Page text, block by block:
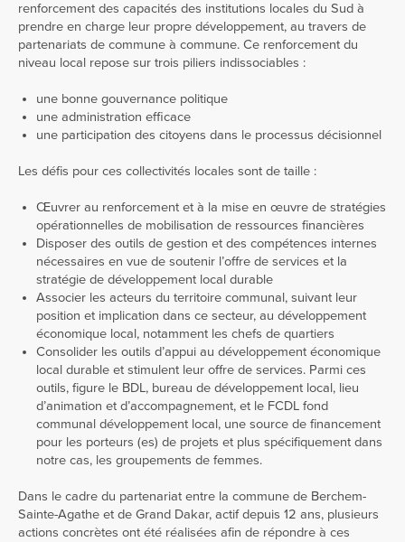
renforcement des capacités des institutions locales du Sud à
prendre en charge leur propre développement, au travers de
partenariats de commune à commune. Ce renforcement du
niveau local repose sur trois piliers indissociables :
une bonne gouvernance politique
une administration efficace
une participation des citoyens dans le processus décisionnel
Les défis pour ces collectivités locales sont de taille :
Œuvrer au renforcement et à la mise en œuvre de stratégies
opérationnelles de mobilisation de ressources financières
Disposer des outils de gestion et des compétences internes
nécessaires en vue de soutenir l’offre de services et la
stratégie de développement local durable
Associer les acteurs du territoire communal, suivant leur
position et implication dans ce secteur, au développement
économique local, notamment les chefs de quartiers
Consolider les outils d’appui au développement économique
local durable et stimulent leur offre de services. Parmi ces
outils, figure le BDL, bureau de développement local, lieu
d’animation et d’accompagnement, et le FCDL fond
communal développement local, une source de financement
pour les porteurs (es) de projets et plus spécifiquement dans
notre cas, les groupements de femmes.
Dans le cadre du partenariat entre la commune de Berchem-
Sainte-Agathe et de Grand Dakar, actif depuis 12 ans, plusieurs
actions concrètes ont été réalisées afin de répondre à ces